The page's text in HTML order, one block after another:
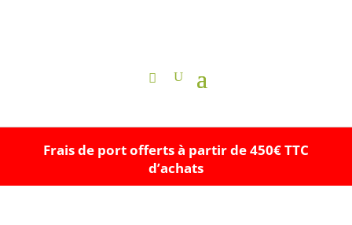
Frais de port offerts à partir de 450€ TTC
d’achats